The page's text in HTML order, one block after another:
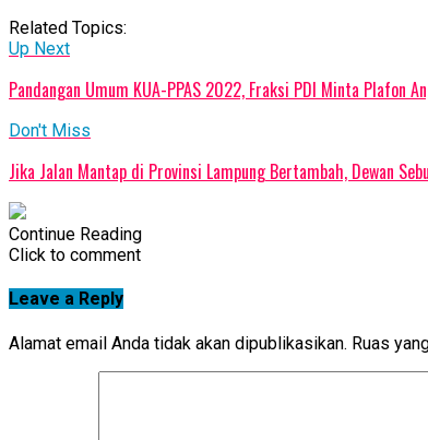
Related Topics:
Up Next
Pandangan Umum KUA-PPAS 2022, Fraksi PDI Minta Plafon
Don't Miss
Jika Jalan Mantap di Provinsi Lampung Bertambah, Dewan
Continue Reading
Click to comment
Leave a Reply
Alamat email Anda tidak akan dipublikasikan. Ruas